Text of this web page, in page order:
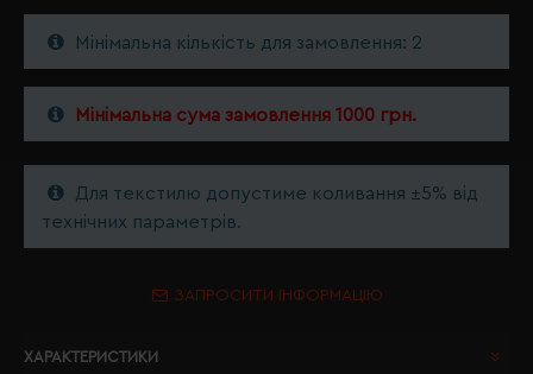
Мінімальна кількість для замовлення: 2
Мінімальна сума замовлення 1000 грн.
Для текстилю допустиме коливання ±5% від
технічних параметрів.
ЗАПРОСИТИ ІНФОРМАЦІЮ
ХАРАКТЕРИСТИКИ